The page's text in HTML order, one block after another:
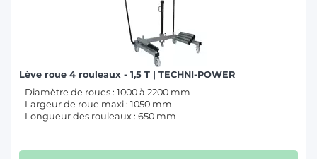
Lève roue 4 rouleaux - 1,5 T | TECHNI-POWER
- Diamètre de roues : 1000 à 2200 mm
- Largeur de roue maxi : 1050 mm
- Longueur des rouleaux : 650 mm